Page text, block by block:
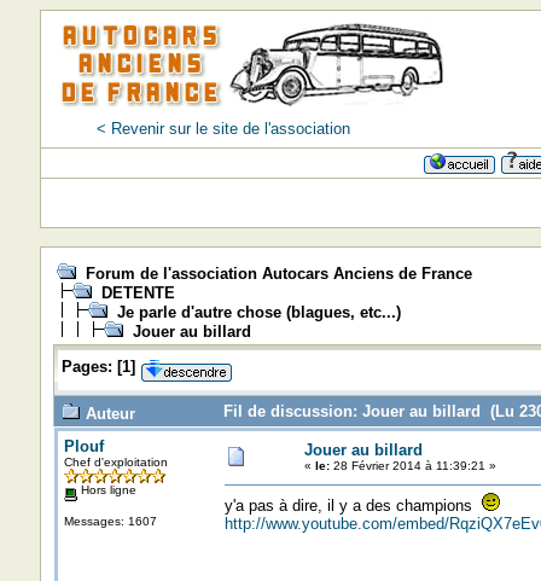
< Revenir sur le site de l'association
Forum de l'association Autocars Anciens de France
DETENTE
Je parle d'autre chose (blagues, etc...)
Jouer au billard
Pages: [1]
Auteur
Fil de discussion: Jouer au billard (Lu
Plouf
Chef d'exploitation
Hors ligne
Messages: 1607
Jouer au billard
« le:28 Février 2014 à 11:39:21 »
y'a pas à dire, il y a des champions
http://www.youtube.com/embed/